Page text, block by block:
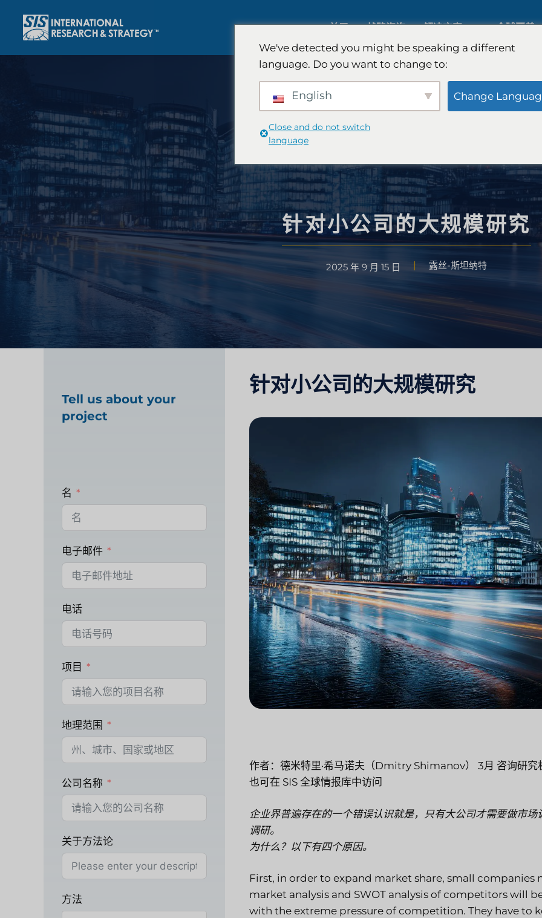
容
关于 战略咨询 解决方案
人工智能市场研究
消费者市场研究
金融科技研究与战略
食品检测
医疗保健市场研究
定性与定
战略咨询
全球覆盖
针对小公司的大规模研究
2025 年 9 月 15 日 露丝-斯坦纳特
针对小公司的大规模研究
作者：德米特里·希马诺夫（Dmitry Shimanov） 3月 咨询研究
也可在 SIS 全球情报库中访问
企业界普遍存在的一个错误认识就是，只有大公司才需要做市
调研。
为什么？以下有四个原因。
First, in order to expand market share, small companies
market analysis and SWOT analysis of competitors will
with the extreme pressure of competition. They have to
Tell us about your
project
名
电子邮件
电话
项目
地理范围
公司名称
关于方法论
方法
We've detected you might be speaking a different
language. Do you want to change to:
English Change
Close and do not switch
language